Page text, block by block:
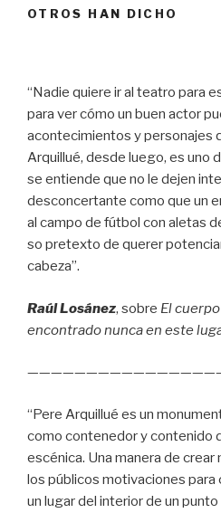
OTROS HAN DICHO
“Nadie quiere ir al teatro para
para ver cómo un buen actor
acontecimientos y personajes
Arquillué, desde luego, es uno
se entiende que no le dejen
desconcertante como que un
al campo de fútbol con aletas
so pretexto de querer
cabeza”.
Raúl Losánez, sobre El
encontrado nunca en este
“Pere Arquillué es un
como contenedor y contenido
escénica. Una manera de crear
los públicos motivaciones
un lugar del interior de un